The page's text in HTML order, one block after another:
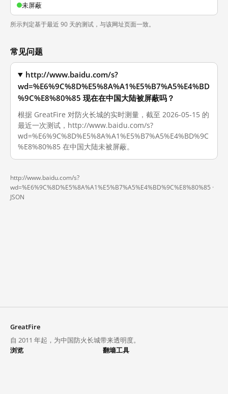
未屏蔽
所示判定基于最近 90 天的测试，与该网址页面一致。
常见问题
http://www.baidu.com/s?
wd=%E6%9C%8D%E5%8A%A1%E5%B7%A5%E4%BD
%9C%E8%80%85 现在在中国大陆被屏蔽吗？
根据 GreatFire 对防火长城的实时测量，截至 2026-05-15 的
最近一次测试，http://www.baidu.com/s?
wd=%E6%9C%8D%E5%8A%A1%E5%B7%A5%E4%BD%9C
%E8%80%85 在中国大陆未被屏蔽。
http://www.baidu.com/s?
wd=%E6%9C%8D%E5%8A%A1%E5%B7%A5%E4%BD%9C%E8%80%85 ·
JSON
GreatFire
自 2011 年起，为中国防火长城带来透明度。
浏览
翻墙工具